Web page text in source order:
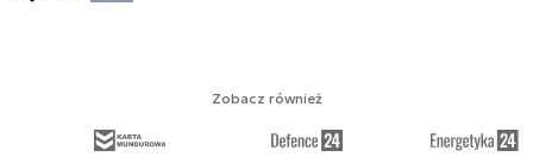
Zobacz również